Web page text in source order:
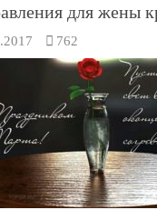
для жены
762